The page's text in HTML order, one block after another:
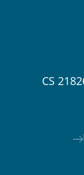
CS